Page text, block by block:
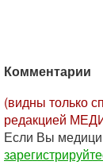
Комментарии
(видны только
редакцией
Если Вы